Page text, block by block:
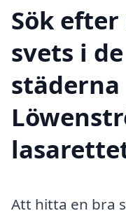
Sök
svets i
städerna
Att hitta en bra